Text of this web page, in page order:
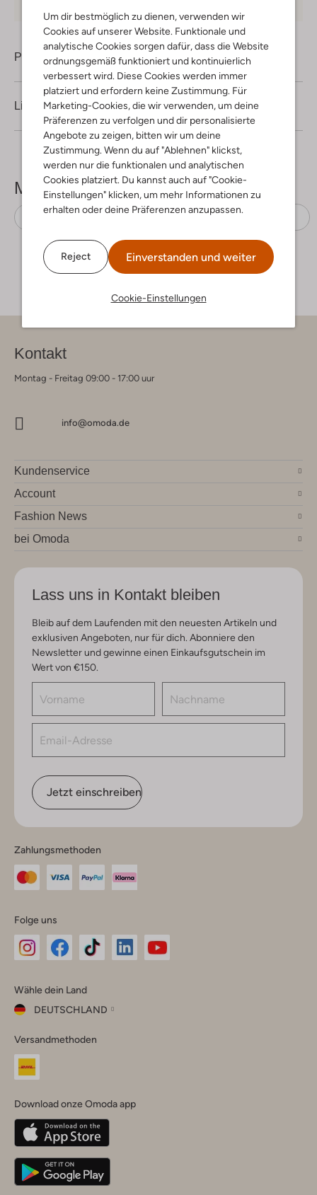
Um dir bestmöglich zu dienen, verwenden wir
Cookies auf unserer Website. Funktionale und
analytische Cookies sorgen dafür, dass die Website
ordnungsgemäß funktioniert und kontinuierlich
verbessert wird. Diese Cookies werden immer
platziert und erfordern keine Zustimmung. Für
Marketing-Cookies, die wir verwenden, um deine
Präferenzen zu verfolgen und dir personalisierte
Angebote zu zeigen, bitten wir um deine
Zustimmung. Wenn du auf "Ablehnen" klickst,
werden nur die funktionalen und analytischen
Cookies platziert. Du kannst auch auf "Cookie-
Einstellungen" klicken, um mehr Informationen zu
erhalten oder deine Präferenzen anzupassen.
Reject Einverstanden und weiter
Cookie-Einstellungen
Produktinformation
Lieferung & Rückgabe
Mehr sehen
Sandaletten mit Absatz Via Vai
Kontakt
Montag - Freitag 09:00 - 17:00 uur
info@omoda.de
Kundenservice
Account
Fashion News
bei Omoda
Lass uns in Kontakt bleiben
Bleib auf dem Laufenden mit den neuesten Artikeln und
exklusiven Angeboten, nur für dich. Abonniere den
Newsletter und gewinne einen Einkaufsgutschein im
Wert von €150.
Jetzt einschreiben
Zahlungsmethoden
Folge uns
Instagram
Facebook
TikTok
Wähle dein Land
DEUTSCHLAND
dein
Land
Belgique(Français)
Deutschland
Versandmethoden
Download onze Omoda app